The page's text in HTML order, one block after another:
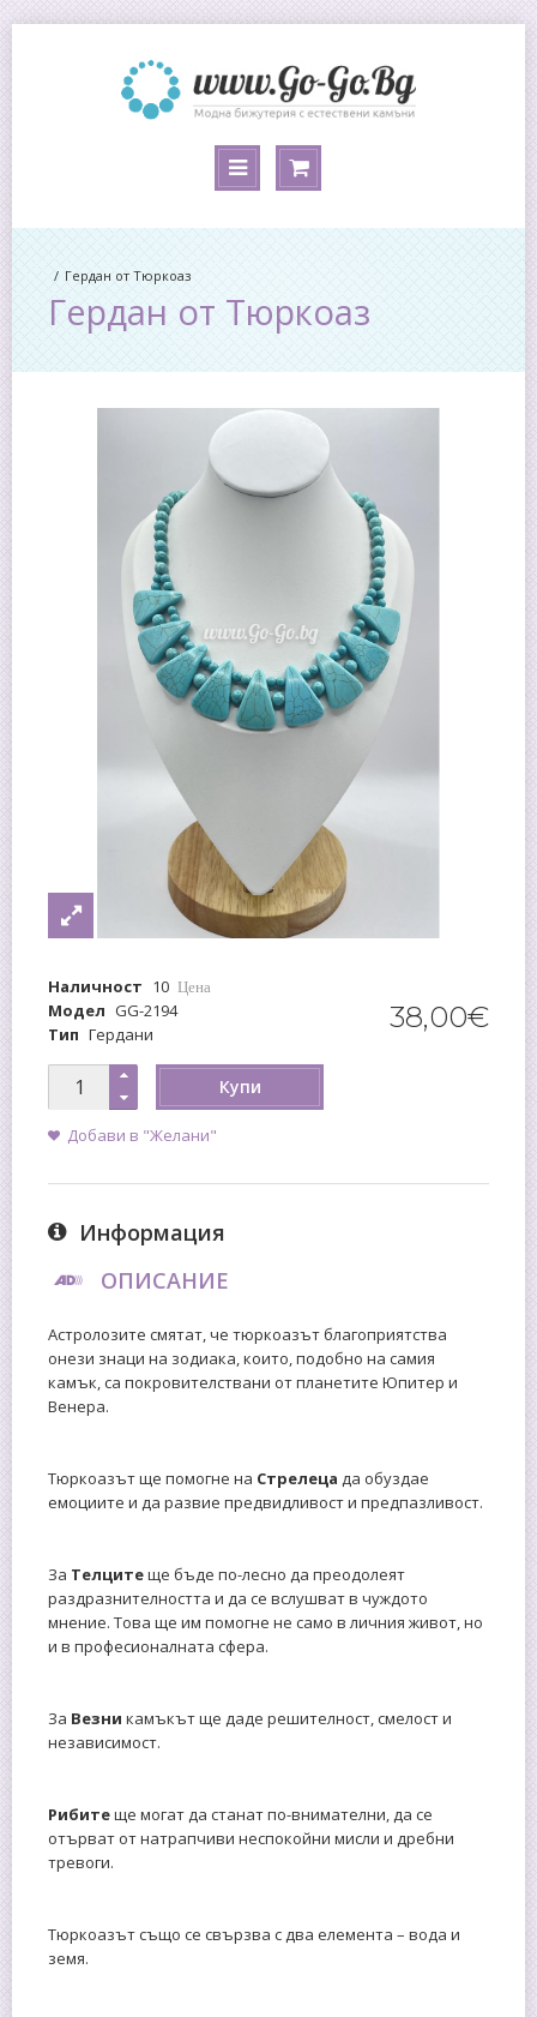
Гердан от Тюркоаз
Гердан от Тюркоаз
Наличност 10
Модел GG-2194
Тип Гердани
Цена
38,00€
Купи
Добави в "Желани"
Информация
ОПИСАНИЕ
Астролозите смятат, че тюркоазът благоприятства
онези знаци на зодиака, които, подобно на самия
камък, са покровителствани от планетите Юпитер и
Венера.
Тюркоазът ще помогне на Стрелеца да обуздае
емоциите и да развие предвидливост и предпазливост.
За Телцитеще бъде по-лесно да преодолеят
раздразнителността и да се вслушват в чуждото
мнение. Това ще им помогне не само в личния живот, но
и в професионалната сфера.
За Везни камъкът ще даде решителност, смелост и
независимост.
Рибитеще могат да станат по-внимателни, да се
отърват от натрапчиви неспокойни мисли и дребни
тревоги.
Тюркоазът също се свързва с два елемента – вода и
земя.